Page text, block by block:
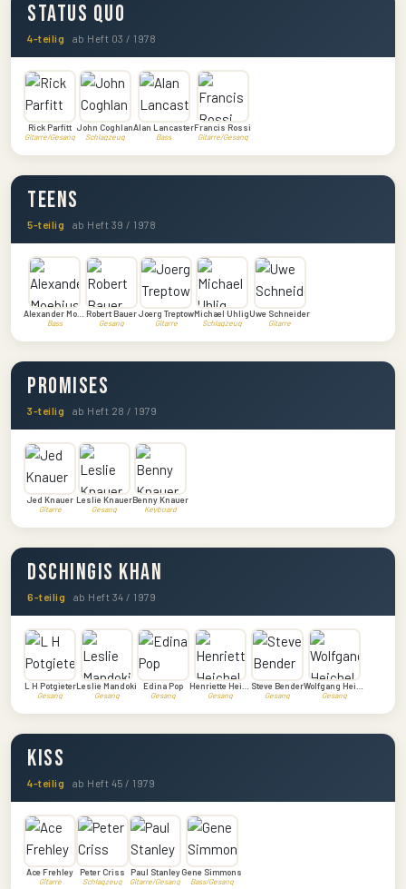
Status Quo
4-teilig ab Heft 03 / 1978
Rick Parfitt
Gitarre/Gesang
John Coghlan
Schlagzeug
Alan Lancaster
Bass
Francis Rossi
Gitarre/Gesang
Teens
5-teilig ab Heft 39 / 1978
Bass
Robert Bauer
Gesang
Joerg Treptow
Gitarre
Michael Uhlig
Schlagzeug
Uwe Schneider
Gitarre
Promises
3-teilig ab Heft 28 / 1979
Jed Knauer
Gitarre
Leslie Knauer
Gesang
Benny Knauer
Keyboard
Dschingis Khan
6-teilig ab Heft 34 / 1979
L H Potgieter
Gesang
Leslie Mandoki
Gesang
Edina Pop
Gesang Gesang
Steve Bender
Gesang Gesang
Kiss
4-teilig ab Heft 45 / 1979
Ace Frehley
Gitarre
Peter Criss
Schlagzeug
Paul Stanley
Gitarre/Gesang
Gene Simmons
Bass/Gesang